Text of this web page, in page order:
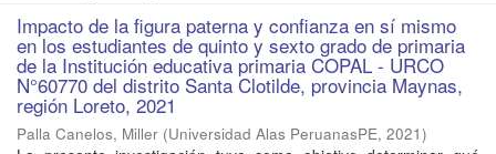
Impacto de la figura paterna y confianza en sí mismo
en los estudiantes de quinto y sexto grado de primaria
de la Institución educativa primaria COPAL - URCO
N°60770 del distrito Santa Clotilde, provincia Maynas,
región Loreto, 2021
Palla Canelos, Miller (Universidad Alas PeruanasPE, 2021)